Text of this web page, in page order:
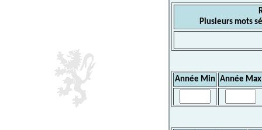
Plusieurs mots
Année Min Année Max